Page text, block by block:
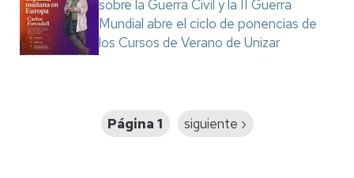
sobre la Guerra Civil y la II Guerra
Mundial abre el ciclo de ponencias de
los Cursos de Verano de Unizar
Página 1
Siguiente
siguiente ›